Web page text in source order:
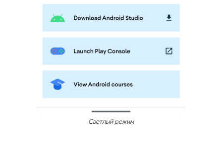
Светлый режим